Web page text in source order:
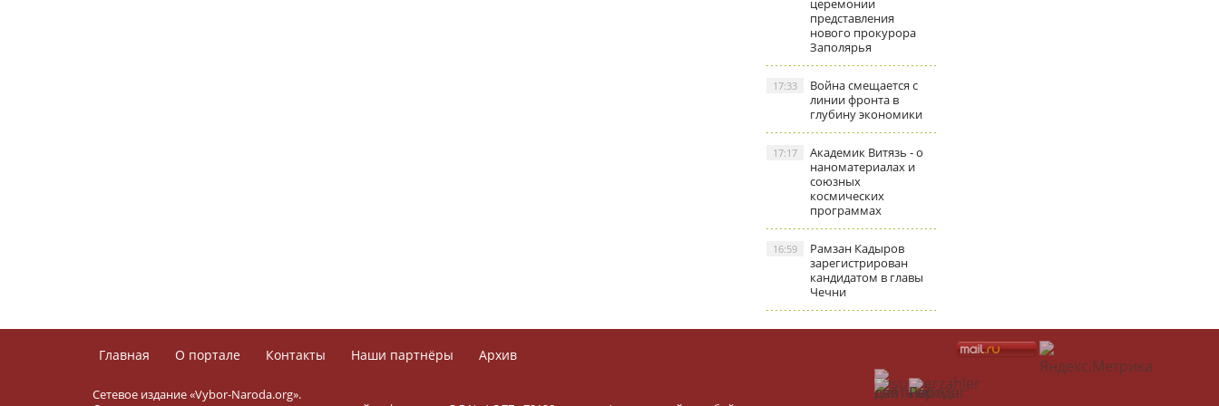
церемонии
представления
нового прокурора
Заполярья
Война смещается с
линии фронта в
глубину экономики
17:33
Академик Витязь - о
наноматериалах и
союзных
космических
программах
17:17
Рамзан Кадыров
зарегистрирован
кандидатом в главы
Чечни
16:59
Главная О портале Контакты Наши партнёры Архив
Сетевое издание «Vybor-Naroda.org».